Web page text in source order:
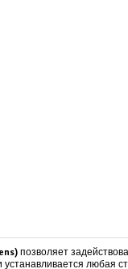
позволяет
любая